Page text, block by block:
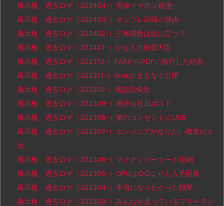
掲示板 過去ログ（202404-）有線イヤホン最強
掲示板 過去ログ（202403-）オンプレ回帰の理由
掲示板 過去ログ（202402-）三角関数は役に立つ？
掲示板 過去ログ（202401-）かな入力推奨大臣
掲示板 過去ログ（202312-）FAXからPDFに移行した結果
掲示板 過去ログ（202311-）Grokがまもなく公開
掲示板 過去ログ（202310-）電話恐怖症
掲示板 過去ログ（202309-）最終出社日ポスト
掲示板 過去ログ（202308-）家のコンセントにUSB
掲示板 過去ログ（202307-）エンジニアがなりたい職業の１
位
掲示板 過去ログ（202306-）マイナンバーカード返納
掲示板 過去ログ（202305-）GPUは○○よりも入手困難
掲示板 過去ログ（202304-）本当になりたかった職業
掲示板 過去ログ（202303-）みんなが思っているフリーラン